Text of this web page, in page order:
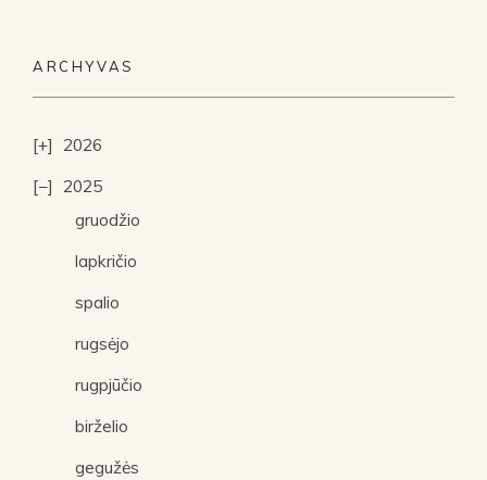
ARCHYVAS
2026
2025
gruodžio
lapkričio
spalio
rugsėjo
rugpjūčio
birželio
gegužės